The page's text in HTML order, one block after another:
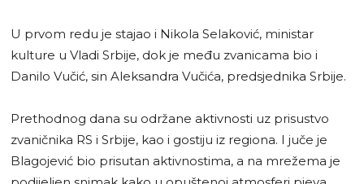
U prvom redu je stajao i Nikola Selaković, ministar
kulture u Vladi Srbije, dok je među zvanicama bio i
Danilo Vučić, sin Aleksandra Vučića, predsjednika Srbije.
Prethodnog dana su održane aktivnosti uz prisustvo
zvaničnika RS i Srbije, kao i gostiju iz regiona. I juče je
Blagojević bio prisutan aktivnostima, a na mrežema je